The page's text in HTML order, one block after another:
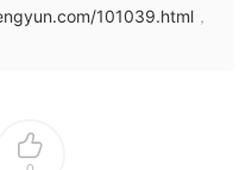
101039.html ，